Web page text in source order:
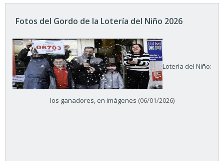
Fotos del Gordo de la Lotería del Niño 2026
Lotería del Niño:
los ganadores, en imágenes (06/01/2026)